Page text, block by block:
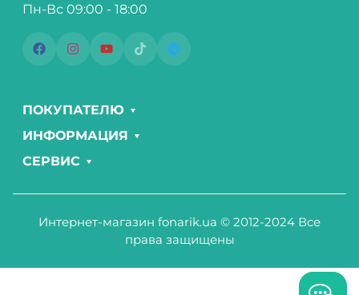
Пн-Вс 09:00 - 18:00
ПОКУПАТЕЛЮ
ИНФОРМАЦИЯ
СЕРВИС
Интернет-магазин fonarik.ua © 2012-2024 Все
права защищены